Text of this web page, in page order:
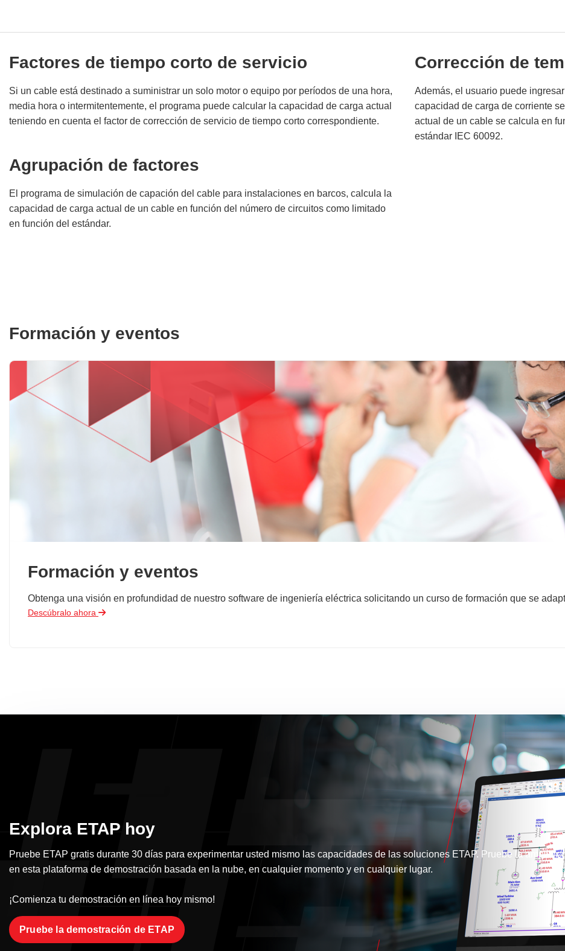
Factores de tiempo corto de servicio
Si un cable está destinado a suministrar un solo motor o equipo por períodos de una hora,
media hora o intermitentemente, el programa puede calcular la capacidad de carga actual
teniendo en cuenta el factor de corrección de servicio de tiempo corto correspondiente.
Agrupación de factores
El programa de simulación de capación del cable para instalaciones en barcos, calcula la
capacidad de carga actual de un cable en función del número de circuitos como limitado
en función del estándar.
Corrección de
Además, el usuario puede
capacidad de carga de corriente
actual de un cable se calcula en
estándar IEC 60092.
Formación y eventos
Formación y eventos
Obtenga una visión en profundidad de nuestro software de ingeniería eléctrica solicitando un curso de formación que se
Descúbralo ahora
Explora ETAP hoy
Pruebe ETAP gratis durante 30 días para experimentar usted mismo las capacidades de las soluciones ETAP. Pruebe la amplia
en esta plataforma de demostración basada en la nube, en cualquier momento y en cualquier lugar.
¡Comienza tu demostración en línea hoy mismo!
Pruebe la demostración de ETAP